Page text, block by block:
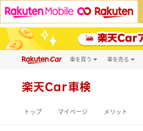
車を買う
新車
車を売る
楽天Car車検
トップ マイページ メリット